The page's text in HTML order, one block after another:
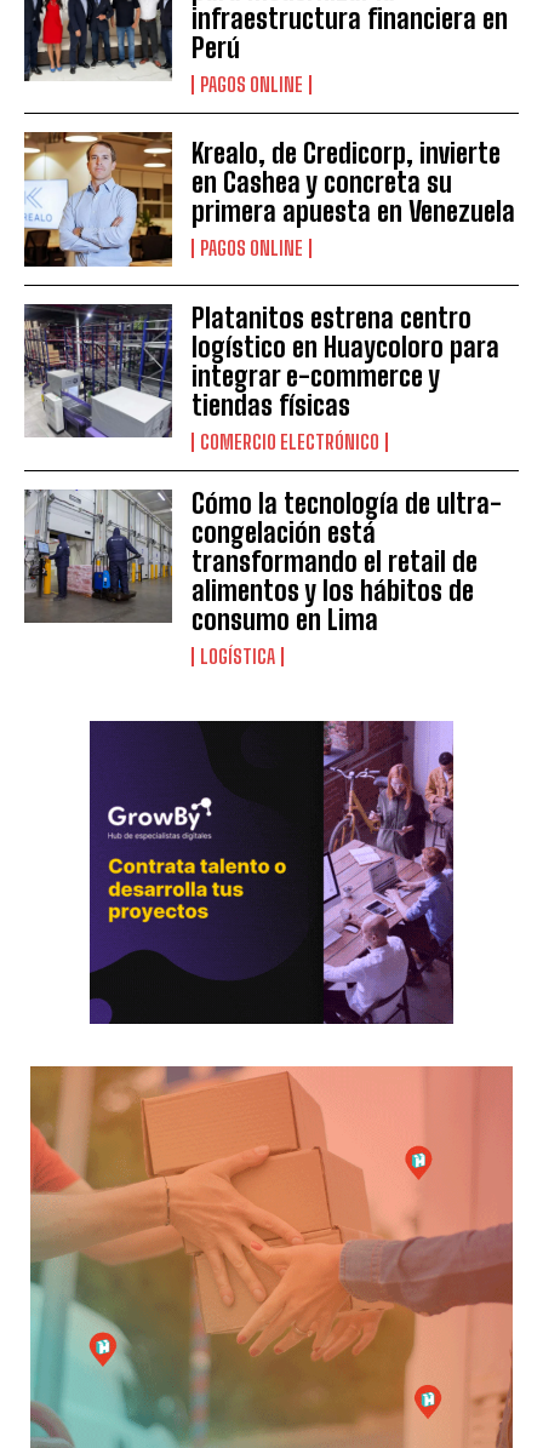
infraestructura financiera en
Perú
PAGOS ONLINE
Krealo, de Credicorp, invierte
en Cashea y concreta su
primera apuesta en Venezuela
PAGOS ONLINE
Platanitos estrena centro
logístico en Huaycoloro para
integrar e-commerce y
tiendas físicas
COMERCIO ELECTRÓNICO
Cómo la tecnología de ultra-
congelación está
transformando el retail de
alimentos y los hábitos de
consumo en Lima
LOGÍSTICA